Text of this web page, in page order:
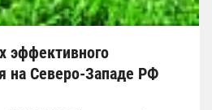
эффективного
на Северо-Западе РФ